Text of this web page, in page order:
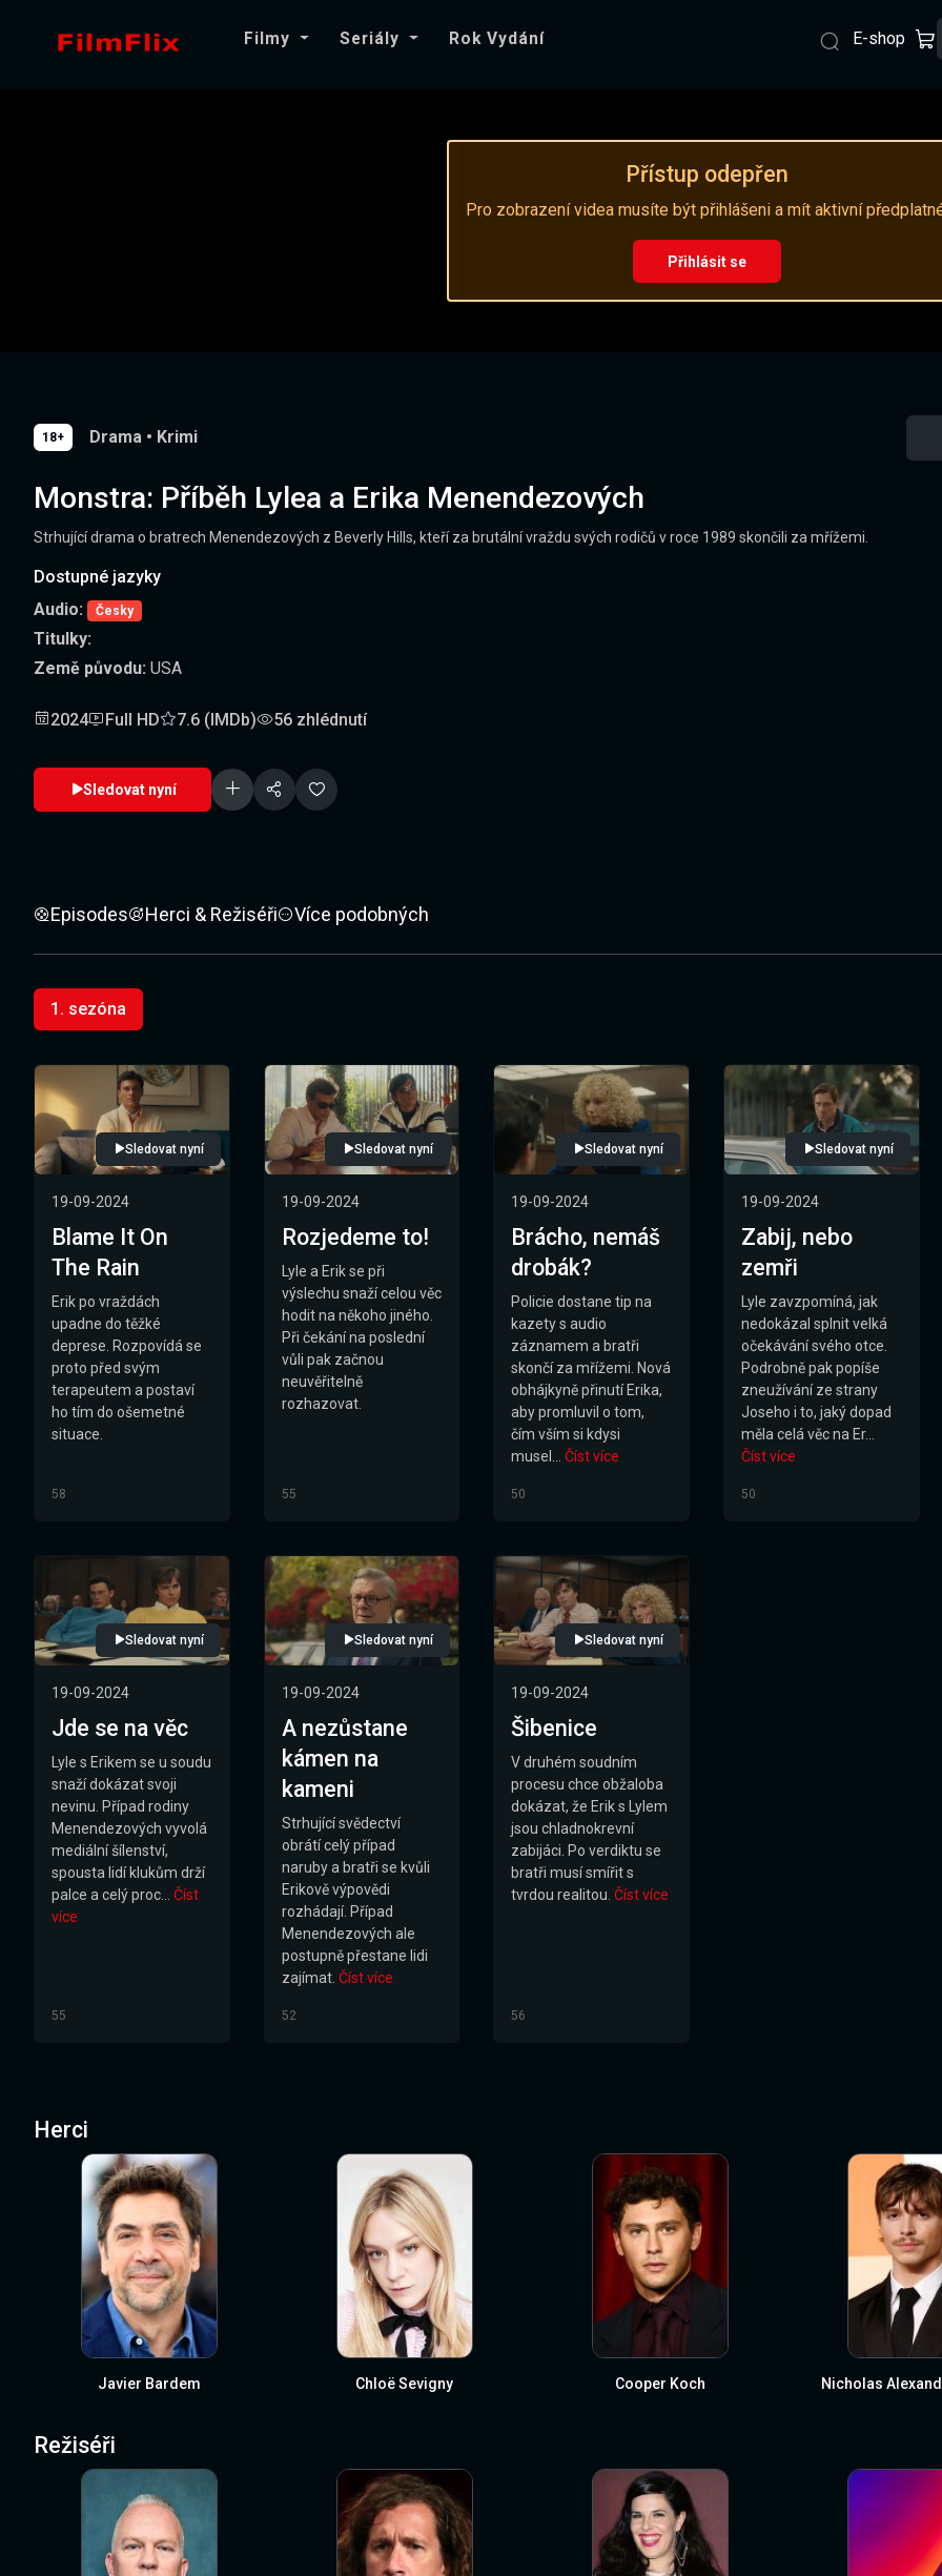
Filmy Seriály Rok Vydání E-shop
Přístup odepřen
Pro zobrazení videa musíte být přihlášeni a mít aktivní
Přihlásit se
18+ Drama • Krimi
Monstra: Příběh Lylea a Erika Menendezových
Strhující drama o bratrech Menendezových z Beverly Hills, kteří za brutální vraždu svých rodičů v roce 1989 skončili za mřížemi.
Dostupné jazyky
Audio:
Česky
Titulky:
Země původu: USA
2024 Full HD 7.6 (IMDb) 56 zhlédnutí
Sledovat nyní
Episodes Herci & Režiséři Více podobných
1. sezóna
Sledovat nyní
19-09-2024
Blame It On
The Rain
Erik po vraždách
upadne do těžké
deprese. Rozpovídá se
proto před svým
terapeutem a postaví
ho tím do ošemetné
situace.
58
Sledovat nyní
19-09-2024
Rozjedeme to!
Lyle a Erik se při
výslechu snaží celou věc
hodit na někoho jiného.
Při čekání na poslední
vůli pak začnou
neuvěřitelně
rozhazovat.
55
Sledovat nyní
19-09-2024
Brácho, nemáš
drobák?
Policie dostane tip na
kazety s audio
záznamem a bratři
skončí za mřížemi. Nová
obhájkyně přinutí Erika,
aby promluvil o tom,
čím vším si kdysi
musel...
Číst více
50
Sledovat nyní
19-09-2024
Zabij, nebo
zemři
Lyle zavzpomíná, jak
nedokázal splnit velká
očekávání svého otce.
Podrobně pak popíše
zneužívání ze strany
Joseho i to, jaký dopad
měla celá věc na Er...
Číst více
50
Sledovat nyní
19-09-2024
Jde se na věc
Lyle s Erikem se u soudu
snaží dokázat svoji
nevinu. Případ rodiny
Menendezových vyvolá
mediální šílenství,
spousta lidí klukům drží
palce a celý proc...
Číst
více
55
Sledovat nyní
19-09-2024
A nezůstane
kámen na
kameni
Strhující svědectví
obrátí celý případ
naruby a bratři se kvůli
Erikově výpovědi
rozhádají. Případ
Menendezových ale
postupně přestane lidi
zajímat. Číst více
52
Sledovat nyní
19-09-2024
Šibenice
V druhém soudním
procesu chce obžaloba
dokázat, že Erik s Lylem
jsou chladnokrevní
zabijáci. Po verdiktu se
bratři musí smířit s
tvrdou realitou. Číst více
56
Herci
Javier Bardem Chloë Sevigny Cooper Koch Nicholas
Režiséři